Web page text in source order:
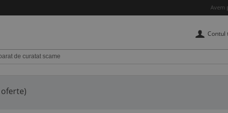
Avem
Contul